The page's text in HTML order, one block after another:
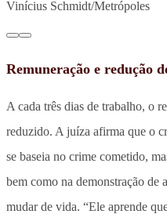
Vinícius Schmidt/Metrópoles
Remuneração e redução
A cada três dias de trabalho, o
reduzido. A juíza afirma que o
se baseia no crime cometido,
bem como na demonstração de
mudar de vida. “Ele aprende